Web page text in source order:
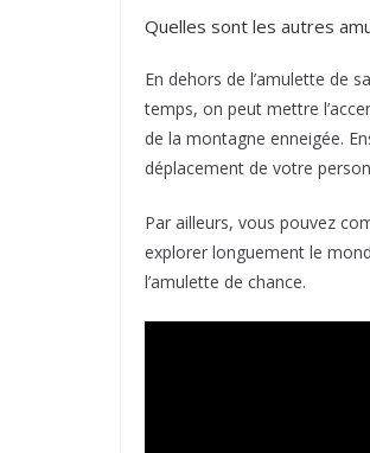
Quelles sont les autres
En dehors de l’amulette de
temps, on peut mettre
de la montagne enneigée.
déplacement de votre
Par ailleurs, vous pouvez
explorer longuement le
l’amulette de chance.